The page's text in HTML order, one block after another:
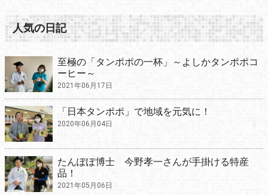
人気の日記
至極の「タンポポの一杯」～よしかタンポポコ
ーヒー～
2021年06月17日
「日本タンポポ」で地域を元気に！
2020年06月04日
たんぽぽ博士 今野孝一さんが手掛ける特産
品！
2021年05月06日